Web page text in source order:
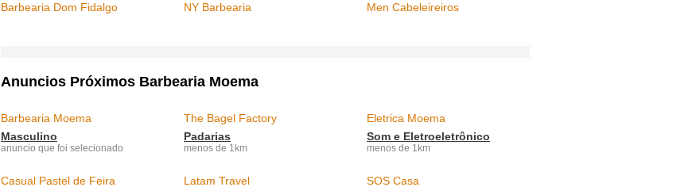
Barbearia Dom Fidalgo NY Barbearia Men Cabeleireiros
Anuncios Próximos Barbearia Moema
Barbearia Moema
Masculino
anuncio que foi selecionado
The Bagel Factory
Padarias
menos de 1km
Eletrica Moema
Som e Eletroeletrônico
menos de 1km
Casual Pastel de Feira Latam Travel SOS Casa